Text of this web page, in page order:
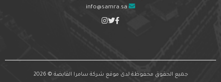
info@samra.sa
جميع الحقوق محفوظة لدى موقع شركة سامرا القابضة © 2026